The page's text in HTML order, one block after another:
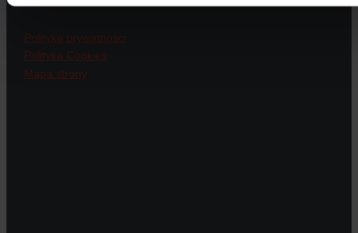
Polityka prywatności
Polityka Cookies
Mapa strony